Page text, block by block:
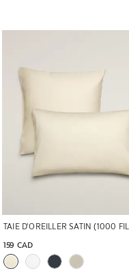
TAIE D’OREILLER SATIN (1000
159 CAD
Image changée en 1 de 6